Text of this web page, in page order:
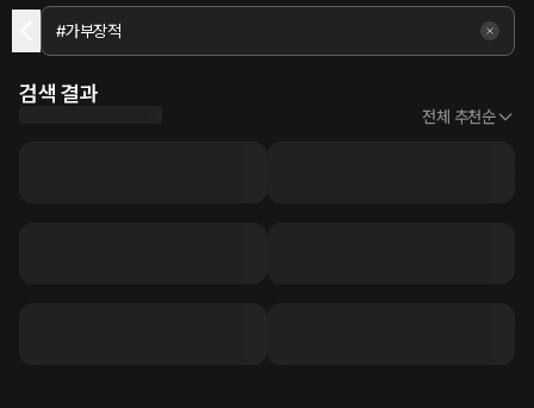
검색 결과
전체 추천순